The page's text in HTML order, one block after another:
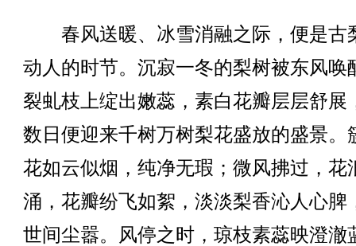
春风送暖、冰雪消融之际，便是古
动人的时节。沉寂一冬的梨树被东风唤
裂虬枝上绽出嫩蕊，素白花瓣层层舒展
数日便迎来千树万树梨花盛放的盛景。
花如云似烟，纯净无瑕；微风拂过，花
涌，花瓣纷飞如絮，淡淡梨香沁人心脾
世间尘嚣。风停之时，琼枝素蕊映澄澈